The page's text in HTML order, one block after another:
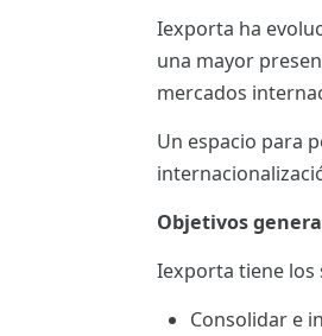
Iexporta ha
una mayor
mercados
Un espacio para
Objetivos
Iexporta tiene los
Consolidar e